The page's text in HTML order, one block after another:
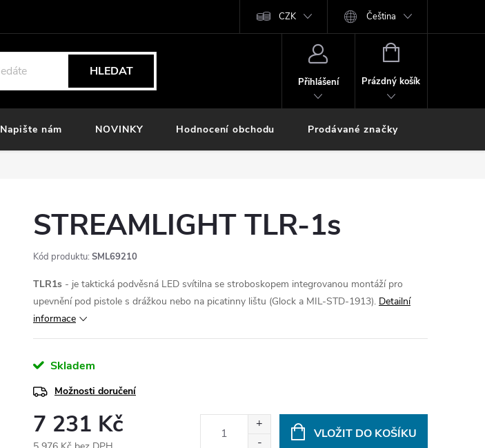
CZK Čeština
HLEDAT
Přihlášení
NÁKUPNÍ
Prázdný košík
Napište nám NOVINKY Hodnocení obchodu Prodávané značky
STREAMLIGHT TLR-1s
Kód produktu: SML69210
TLR1s - je taktická podvěsná LED svítilna se stroboskopem integrovanou montáží pro
upevnění pod pistole s drážkou nebo na picatinny lištu (Glock a MIL-STD-1913). Detailní
informace
Skladem
Možnosti doručení
7 231 Kč VLOŽIT DO KOŠÍKU